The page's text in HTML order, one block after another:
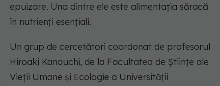
epuizare. Una dintre ele este alimentația săracă
în nutrienți esențiali.
Un grup de cercetători coordonat de profesorul
Hiroaki Kanouchi, de la Facultatea de Științe ale
Vieții Umane și Ecologie a Universității